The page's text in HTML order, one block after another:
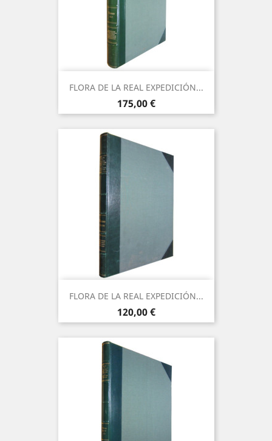
FLORA DE LA REAL EXPEDICIÓN...
Precio
175,00 €
FLORA DE LA REAL EXPEDICIÓN...
Precio
120,00 €